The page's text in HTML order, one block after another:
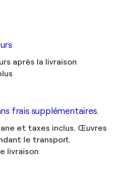
après la livraison
frais supplémentaires.
et taxes inclus. Œuvres
le transport.
livraison